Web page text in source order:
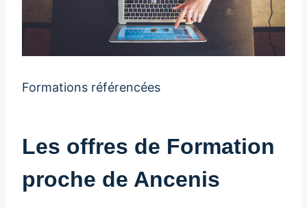
Formations référencées
Les offres de Formation
proche de Ancenis